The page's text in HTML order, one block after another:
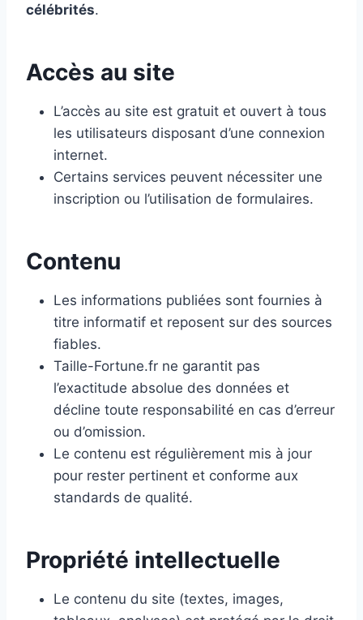
célébrités.
Accès au site
L’accès au site est gratuit et ouvert à tous
les utilisateurs disposant d’une connexion
internet.
Certains services peuvent nécessiter une
inscription ou l’utilisation de formulaires.
Contenu
Les informations publiées sont fournies à
titre informatif et reposent sur des sources
fiables.
Taille-Fortune.fr ne garantit pas
l’exactitude absolue des données et
décline toute responsabilité en cas d’erreur
ou d’omission.
Le contenu est régulièrement mis à jour
pour rester pertinent et conforme aux
standards de qualité.
Propriété intellectuelle
Le contenu du site (textes, images,